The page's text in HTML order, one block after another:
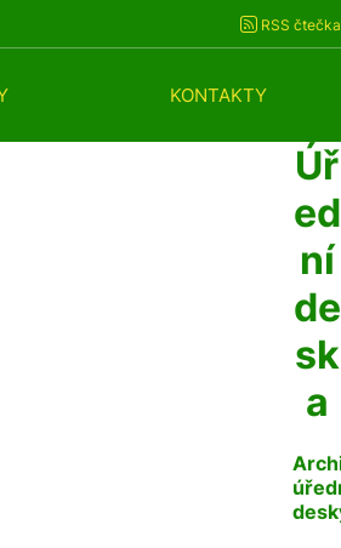
RSS čtečka
KONTAKTY
Úř
ed
ní
de
sk
a